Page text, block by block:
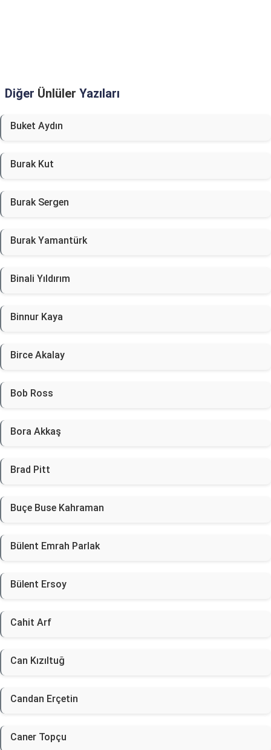
Diğer Ünlüler Yazıları
Buket Aydın
Burak Kut
Burak Sergen
Burak Yamantürk
Binali Yıldırım
Binnur Kaya
Birce Akalay
Bob Ross
Bora Akkaş
Brad Pitt
Buçe Buse Kahraman
Bülent Emrah Parlak
Bülent Ersoy
Cahit Arf
Can Kızıltuğ
Candan Erçetin
Caner Topçu